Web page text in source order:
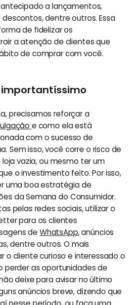
a lançamentos,
descontos, dentre outros. Essa
de fidelizar os
a atenção de clientes que
de comprar com você.
precisamos reforçar a
e como ela está
com o sucesso de
Sem isso, você corre o risco de
vazia, ou mesmo ter um
o investimento feito. Por isso,
uma boa estratégia de
da Semana do Consumidor.
pelas redes sociais, utilizar o
para os clientes
de WhatsApp, anúncios
dentre outros. O mais
o cliente curioso e interessado o
perder as oportunidades de
deixe para avisar no último
anúncios breve, dizendo que